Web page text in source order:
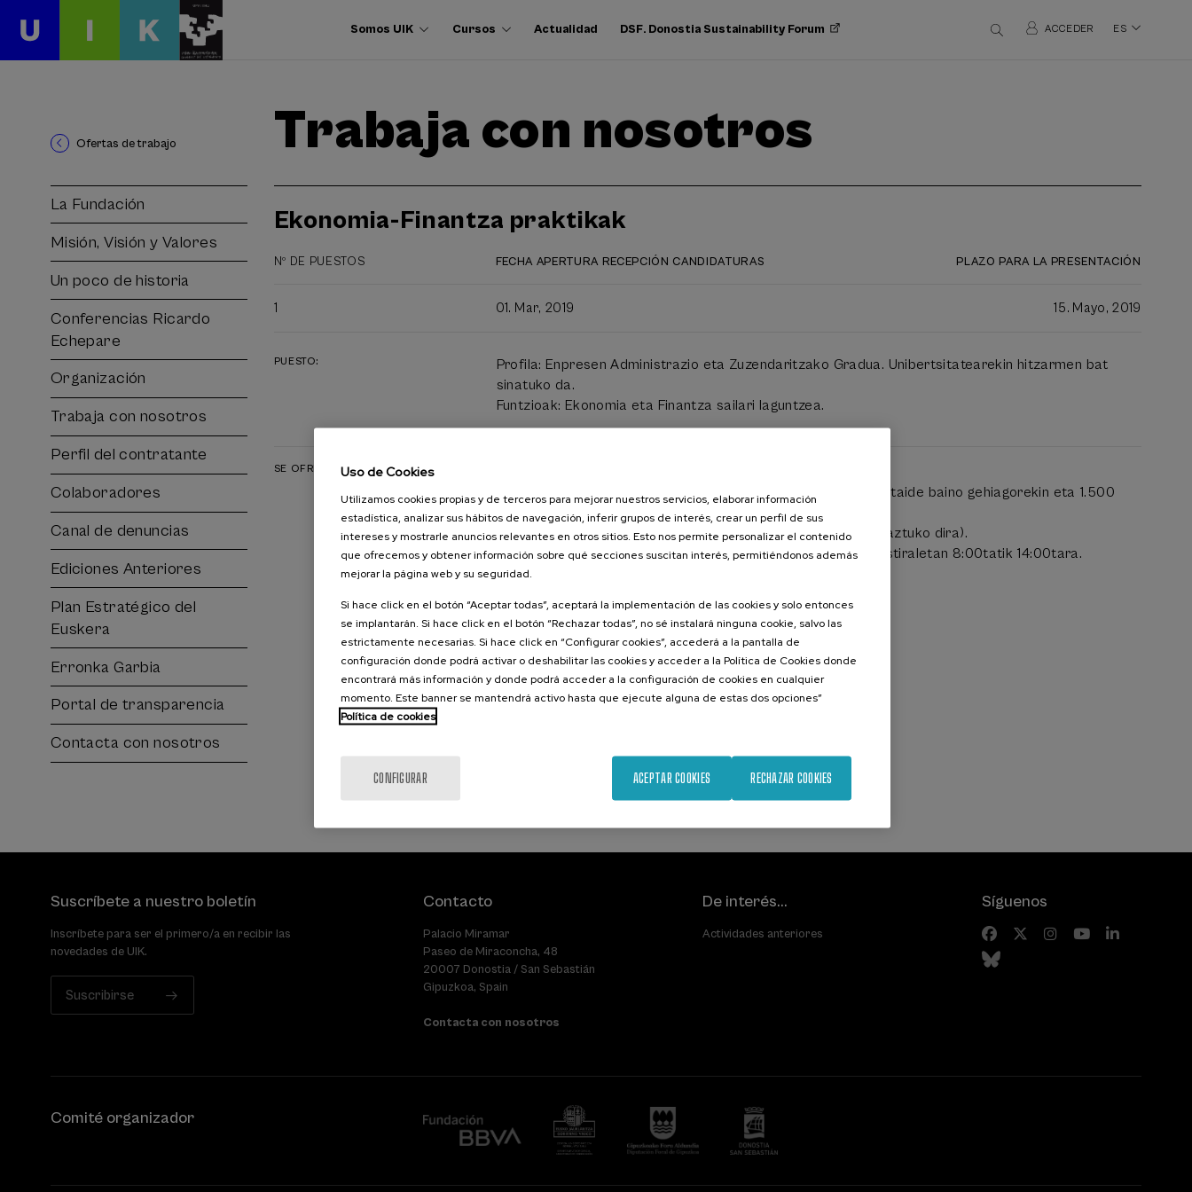
Somos UIK Cursos Actualidad DSF. Donostia Sustainability Forum ACCEDER ES
Ofertas de trabajo Trabaja con nosotros
Ekonomia-Finantza praktikak
Nº DE PUESTOS FECHA APERTURA RECEPCIÓN CANDIDATURAS PLAZO PARA LA PRESENTACIÓN
1 01. Mar, 2019 15. Mayo, 2019
PUESTO:
Profila: Enpresen Administrazio eta Zuzendaritzako Gradua. Unibertsitatearekin hitzarmen bat
sinatuko da.
Funtzioak: Ekonomia eta Finantza sailari laguntzea.
SE OFRECE:
Uda ikastaroetako edizio batean parte hartzea, 10.000 partaide baino gehiagorekin eta 1.500
irakasle ospetsu.
Datak: Ekainetik irailera (datak hautagai bakoitzarekin zehaztuko dira).
Lanaldia: astelehenetik ostegunera 8:00tatik 16:30etara, ostiraletan 8:00tatik 14:00tara.
Arratsaldean jarduera izanez gero ordutegia aldatu liteke.
Envía tu candidatura
La Fundación
Misión, Visión y Valores
Un poco de historia
Conferencias Ricardo
Echepare
Organización
Trabaja con nosotros
Perfil del contratante
Colaboradores
Canal de denuncias
Ediciones Anteriores
Plan Estratégico del
Euskera
Erronka Garbia
Portal de transparencia
Contacta con nosotros
Suscríbete a nuestro boletín
Inscríbete para ser el primero/a en recibir las
novedades de UIK.
Suscribirse
Contacto
Palacio Miramar
Paseo de Miraconcha, 48
20007 Donostia / San Sebastián
Gipuzkoa, Spain
Contacta con nosotros
De interés...
Actividades anteriores
Síguenos
Comité organizador
Uso de Cookies
Utilizamos cookies propias y de terceros para mejorar nuestros servicios, elaborar información
estadística, analizar sus hábitos de navegación, inferir grupos de interés, crear un perfil de sus
intereses y mostrarle anuncios relevantes en otros sitios. Esto nos permite personalizar el contenido
que ofrecemos y obtener información sobre qué secciones suscitan interés, permitiéndonos además
mejorar la página web y su seguridad.
Si hace click en el botón “Aceptar todas”, aceptará la implementación de las cookies y solo entonces
se implantarán. Si hace click en el botón “Rechazar todas”, no sé instalará ninguna cookie, salvo las
estrictamente necesarias. Si hace click en “Configurar cookies”, accederá a la pantalla de
configuración donde podrá activar o deshabilitar las cookies y acceder a la Política de Cookies donde
encontrará más información y donde podrá acceder a la configuración de cookies en cualquier
momento. Este banner se mantendrá activo hasta que ejecute alguna de estas dos opciones”
Política de cookies
CONFIGURAR RECHAZAR COOKIES
ACEPTAR COOKIES